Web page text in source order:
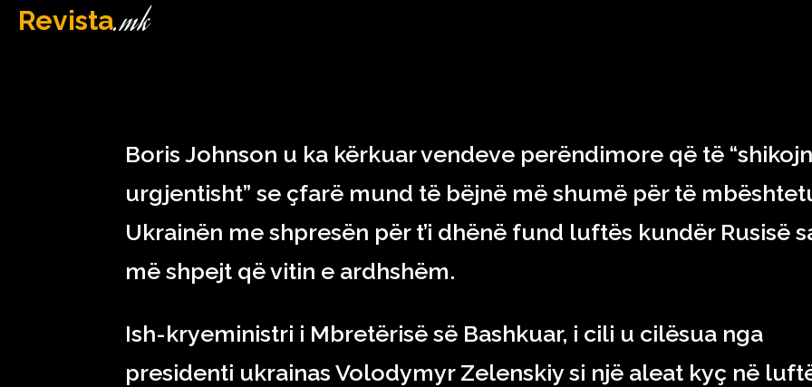
Revista.mk
Boris Johnson u ka kërkuar vendeve perëndimore që të
urgjentisht” se çfarë mund të bëjnë më shumë për të
Ukrainën me shpresën për t’i dhënë fund luftës kundër Rusisë
më shpejt që vitin e ardhshëm.
Ish-kryeministri i Mbretërisë së Bashkuar, i cili u cilësua nga
presidenti ukrainas Volodymyr Zelenskiy si një aleat kyç në